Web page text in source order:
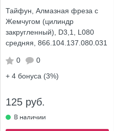
Тайфун, Алмазная фреза с
Жемчугом (цилиндр
закругленный), D3,1, L080
средняя, 866.104.137.080.031
0
0
+ 4 бонуса (3%)
125 руб.